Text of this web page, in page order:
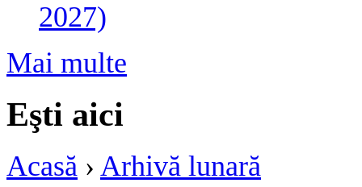
2027)
Mai multe
Eşti aici
Acasă › Arhivă lunară